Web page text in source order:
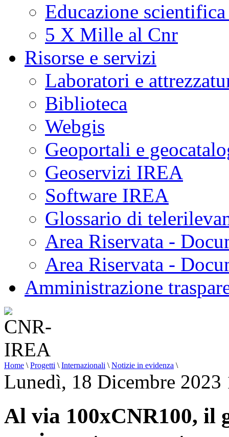
Educazione
5 X Mille al Cnr
Risorse e servizi
Laboratori e
Biblioteca
Webgis
Geoportali e
Geoservizi IREA
Software IREA
Glossario di
Area Riservata -
Area Riservata -
Amministrazione
Home \ Progetti \ Internazionali \ Notizie in evidenza \
Lunedì, 18 Dicembre 2023
Al via 100xCNR100, il